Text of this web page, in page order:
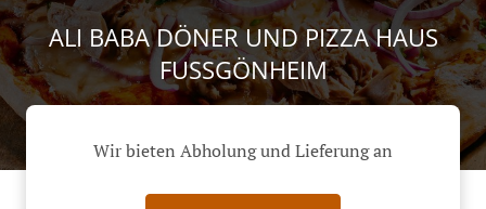
ALI BABA DÖNER UND PIZZA HAUS
FUSSGÖNHEIM
Wir bieten Abholung und Lieferung an